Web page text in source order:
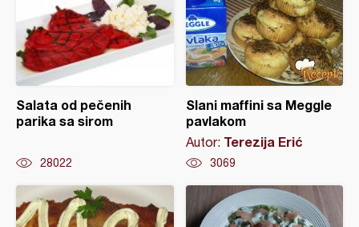
Salata od pečenih
parika sa sirom
28022
Slani maffini sa Meggle
pavlakom
Autor: Terezija Erić
3069